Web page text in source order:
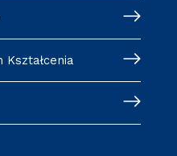
Kształcenia